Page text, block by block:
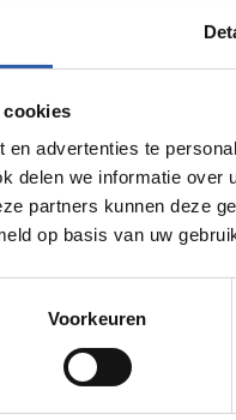
cookies
en advertenties te
delen we informatie
partners kunnen deze
op basis van uw
Voorkeuren
waar je heerlijk
regenwater uit de
regenval. Loop
uitzicht vanaf
en andere